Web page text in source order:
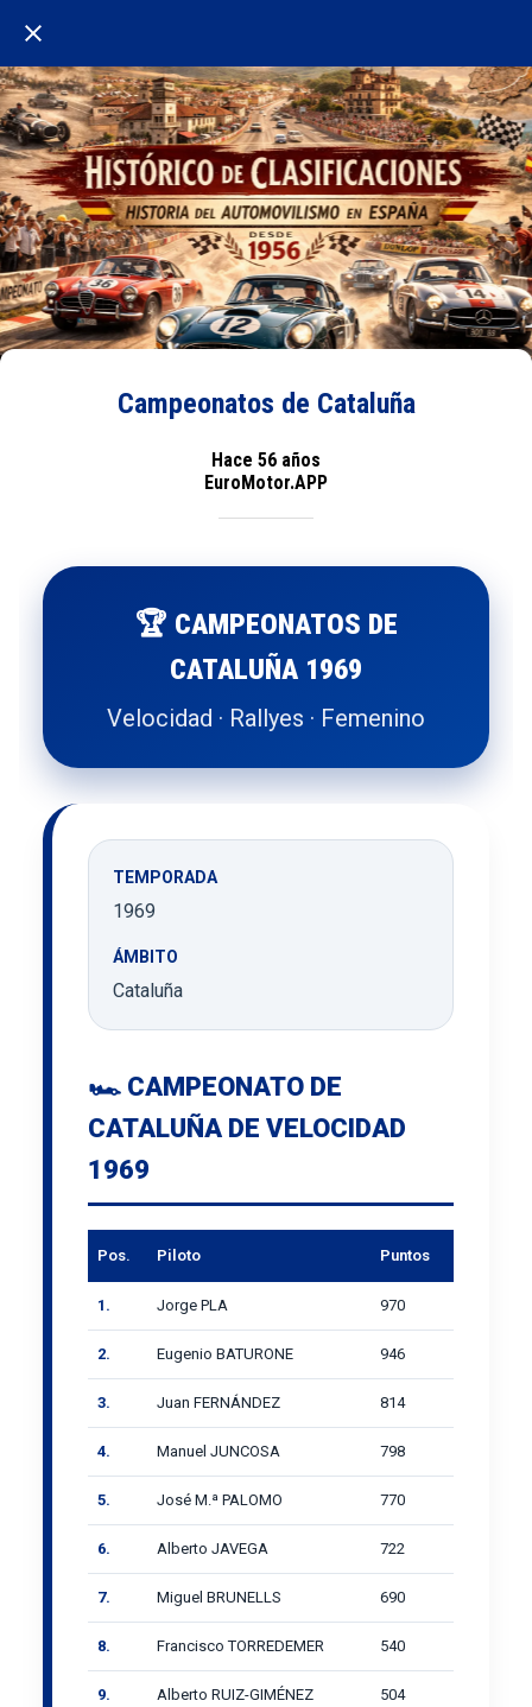
Campeonatos de Cataluña
Hace 56 años
EuroMotor.APP
🏆 CAMPEONATOS DE
CATALUÑA 1969
Velocidad · Rallyes · Femenino
TEMPORADA
1969
ÁMBITO
Cataluña
🏎️ CAMPEONATO DE
CATALUÑA DE VELOCIDAD
1969
Pos. Piloto Puntos
1. Jorge PLA 970
2. Eugenio BATURONE 946
3. Juan FERNÁNDEZ 814
4. Manuel JUNCOSA 798
5. José M.ª PALOMO 770
6. Alberto JAVEGA 722
7. Miguel BRUNELLS 690
8. Francisco TORREDEMER 540
9. Alberto RUIZ-GIMÉNEZ 504